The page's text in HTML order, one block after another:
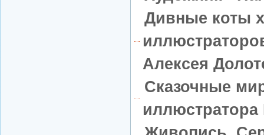
Дивные коты
Алексея
Сказочные